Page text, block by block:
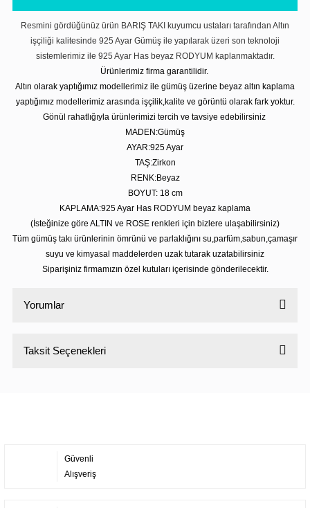
Resmini gördüğünüz ürün BARIŞ TAKI kuyumcu ustaları tarafından Altın
işçiliği kalitesinde 925 Ayar Gümüş ile yapılarak üzeri son teknoloji
sistemlerimiz ile 925 Ayar Has beyaz RODYUM kaplanmaktadır.
Ürünlerimiz firma garantilidir.
Altın olarak yaptığımız modellerimiz ile gümüş üzerine beyaz altın kaplama
yaptığımız modellerimiz arasında işçilik,kalite ve görüntü olarak fark yoktur.
Gönül rahatlığıyla ürünlerimizi tercih ve tavsiye edebilirsiniz
MADEN:Gümüş
AYAR:925 Ayar
TAŞ:Zirkon
RENK:Beyaz
BOYUT: 18 cm
KAPLAMA:925 Ayar Has RODYUM beyaz kaplama
(İsteğinize göre ALTIN ve ROSE renkleri için bizlere ulaşabilirsiniz)
Tüm gümüş takı ürünlerinin ömrünü ve parlaklığını su,parfüm,sabun,çamaşır
suyu ve kimyasal maddelerden uzak tutarak uzatabilirsiniz
Siparişiniz firmamızın özel kutuları içerisinde gönderilecektir.
Yorumlar
Taksit Seçenekleri
Güvenli
Alışveriş